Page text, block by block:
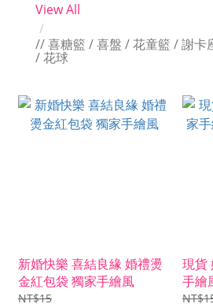
View All
// 喜糖籃 / 喜盤 / 花童籃 / 謝卡
/ 花球
新婚快樂 喜結良緣 婚禮燙
金紅包袋 獨家手繪風
NT$15
現貨
手繪
紋